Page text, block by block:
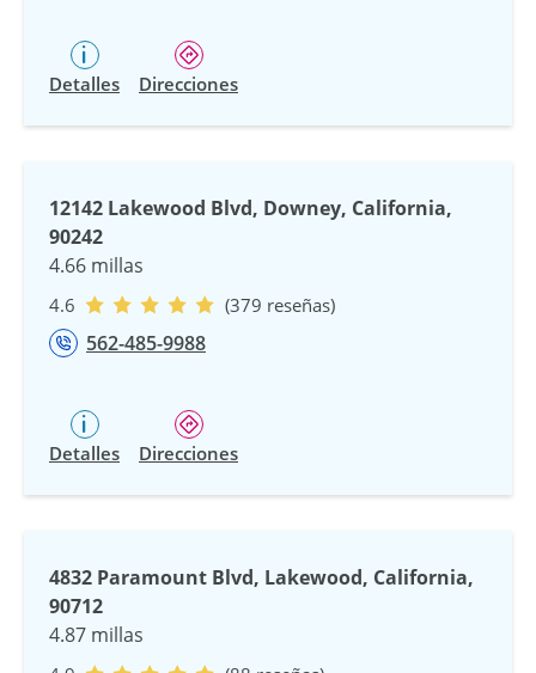
Detalles Direcciones
12142 Lakewood Blvd, Downey, California,
90242
4.66 millas
4.6 (379 reseñas)
562-485-9988
Detalles Direcciones
4832 Paramount Blvd, Lakewood, California,
90712
4.87 millas